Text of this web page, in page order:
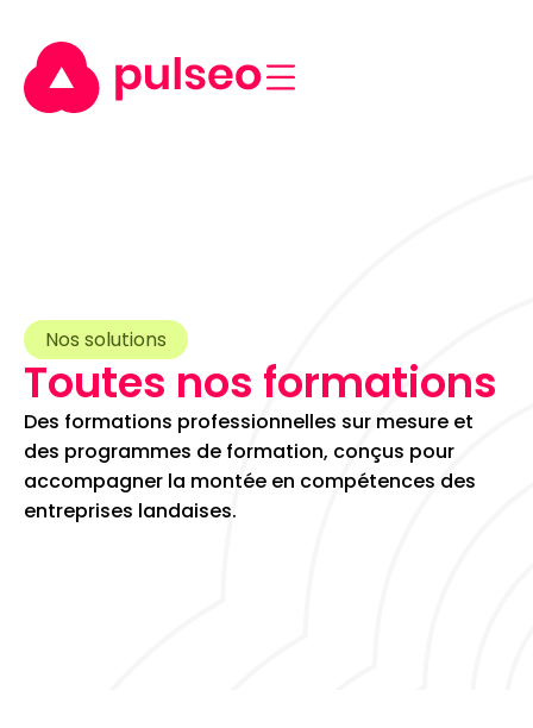
Nos solutions
Toutes nos formations
Des formations professionnelles sur mesure et
des programmes de formation, conçus pour
accompagner la montée en compétences des
entreprises landaises.